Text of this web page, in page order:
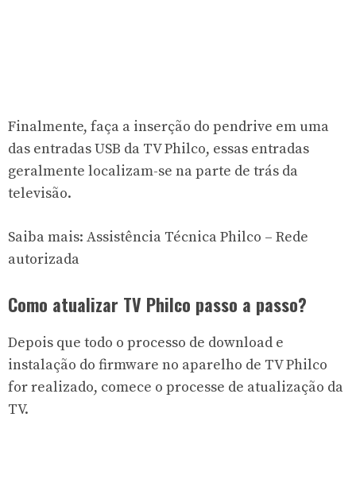
Finalmente, faça a inserção do pendrive em uma
das entradas USB da TV Philco, essas entradas
geralmente localizam-se na parte de trás da
televisão.
Saiba mais: Assistência Técnica Philco – Rede
autorizada
Como atualizar TV Philco passo a passo?
Depois que todo o processo de download e
instalação do firmware no aparelho de TV Philco
for realizado, comece o processe de atualização da
TV.